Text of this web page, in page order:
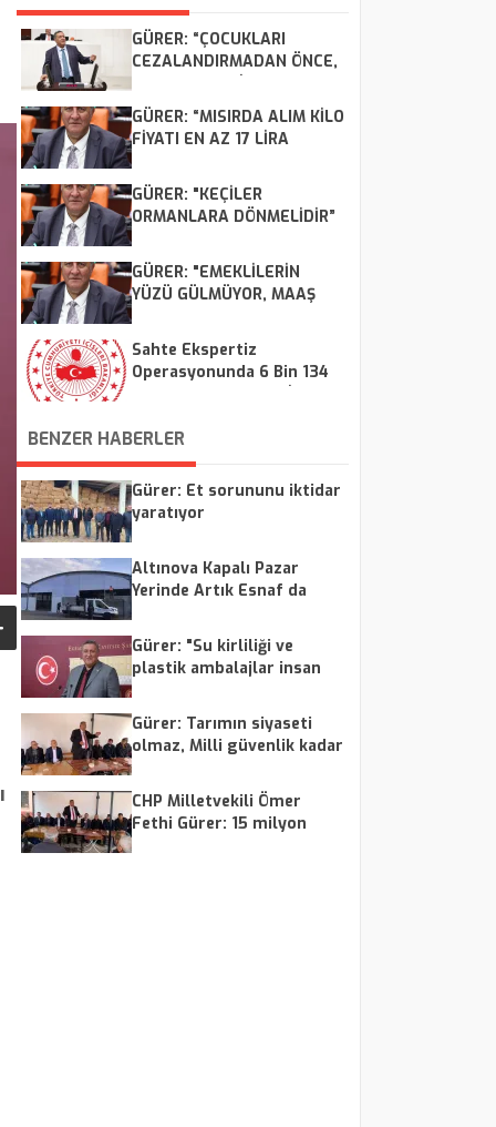
GÜRER: “ÇOCUKLARI
CEZALANDIRMADAN ÖNCE,
NEDENLERİ ORTADAN
KALDIRMALIYIZ”
GÜRER: “MISIRDA ALIM KİLO
FİYATI EN AZ 17 LİRA
GÜRER: "KEÇİLER
ORMANLARA DÖNMELİDİR”
GÜRER: "EMEKLİLERİN
YÜZÜ GÜLMÜYOR, MAAŞ
Sahte Ekspertiz
Operasyonunda 6 Bin 134
BENZER HABERLER
Gürer: Et sorununu iktidar
yaratıyor
Altınova Kapalı Pazar
Yerinde Artık Esnaf da
Gürer: "Su kirliliği ve
plastik ambalajlar insan
Gürer: Tarımın siyaseti
olmaz, Milli güvenlik kadar
CHP Milletvekili Ömer
Fethi Gürer: 15 milyon